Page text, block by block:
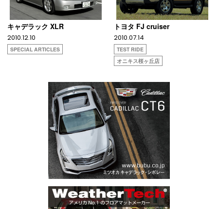
キャデラック XLR
2010.12.10
SPECIAL ARTICLES
トヨタ FJ cruiser
2010.07.14
TEST RIDE
オニキス桜ヶ丘店